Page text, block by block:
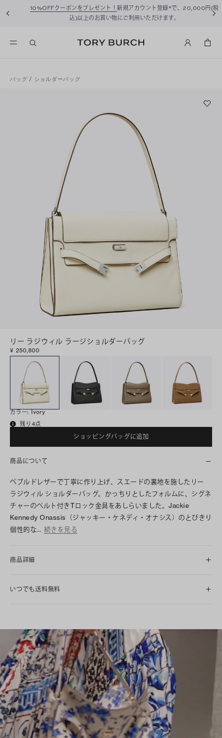
10%OFFクーポンをプレゼント！新規アカウント登録*で、20,000円(税
込)以上のお買い物にご利用いただけます。
バッグ / ショルダーバッグ
リー ラジウィル ラージショルダーバッグ
¥ 250,800
カラー:
Ivory
残り4点
ショッピングバッグに追加
商品について
ペブルドレザーで丁寧に作り上げ、スエードの裏地を施したリー
ラジウィル ショルダーバッグ。かっちりとしたフォルムに、シグネ
チャーのベルト付きTロック金具をあしらいました。Jackie
Kennedy Onassis（ジャッキー・ケネディ・オナシス）のとびきり
個性的な… 続きを見る
商品詳細
いつでも送料無料